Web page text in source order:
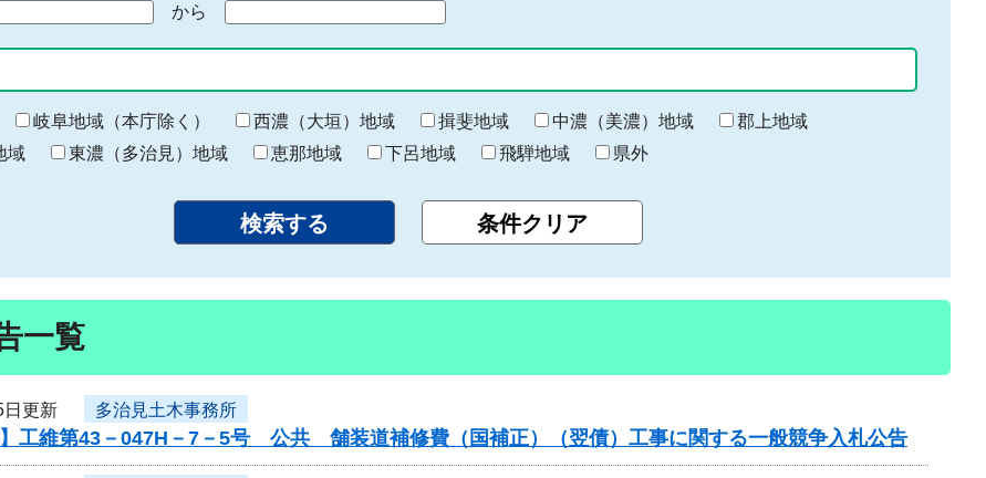
から
終
わ
り
岐阜地域（本庁除く） 西濃（大垣）地域 揖斐地域 中濃（美濃）地域
郡上地域
域
東濃（多治見）地域 恵那地域 下呂地域 飛騨地域 県外
一覧
日更新 多治見土木事務所
】工維第43－047H－7－5号 公共 舗装道補修費（国補正）（翌債）工事に関する一般競争入札公告